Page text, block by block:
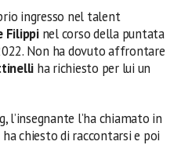
ingresso nel talent
Filippinel corso della puntata
Non ha dovuto affrontare
ha richiesto per lui un
l’ha chiamato in
chiesto di raccontarsi e poi